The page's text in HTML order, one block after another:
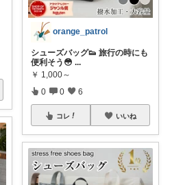
orange_patrol
シューズバッグ👟 旅行の時にも
便利そう😳 ...
￥ 1,000～
0 0 6
コレ いいね